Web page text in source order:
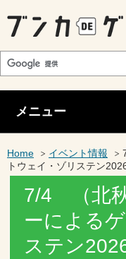
メニュー
Home イベント情報
トウェイ・ゾリステン
7/4 （北
ーによる
ステン